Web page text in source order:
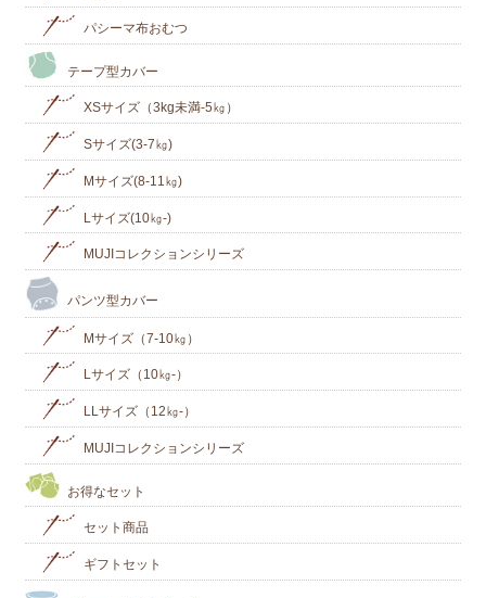
パシーマ布おむつ
テープ型カバー
XSサイズ（3kg未満-5㎏）
Sサイズ(3-7㎏)
Mサイズ(8-11㎏)
Lサイズ(10㎏‐)
MUJIコレクションシリーズ
パンツ型カバー
Mサイズ（7-10㎏）
Lサイズ（10㎏-）
LLサイズ（12㎏-）
MUJIコレクションシリーズ
お得なセット
セット商品
ギフトセット